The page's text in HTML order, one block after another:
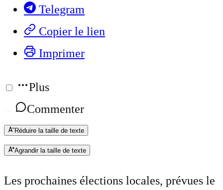
Telegram
Copier le lien
Imprimer
Plus
Commenter
Réduire la taille de texte
Agrandir la taille de texte
Les prochaines élections locales, prévues le